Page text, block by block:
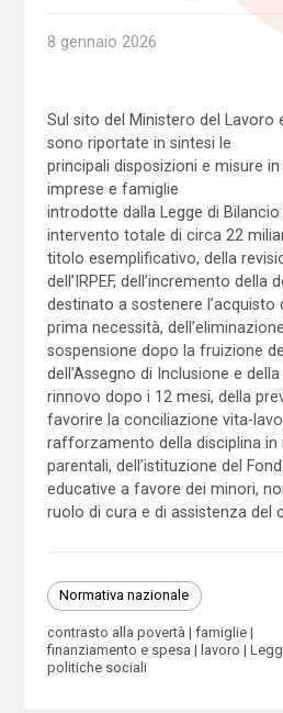
8 gennaio 2026
Sul sito del Ministero del Lavoro
sono riportate in sintesi le
principali disposizioni e misure
imprese e famiglie
introdotte dalla Legge di Bilancio
intervento totale di circa 22
titolo esemplificativo, della
dell’IRPEF, dell’incremento della
destinato a sostenere l’acquisto
prima necessità,
sospensione dopo la fruizione
dell’Assegno di Inclusione e
rinnovo dopo i 12 mesi, della
favorire la conciliazione vita-
rafforzamento della disciplina in
parentali, dell’istituzione del
educative a favore dei minori,
ruolo di cura e di assistenza del
Normativa nazionale
contrasto alla povertà
famiglie
finanziamento e spesa
lavoro
politiche sociali